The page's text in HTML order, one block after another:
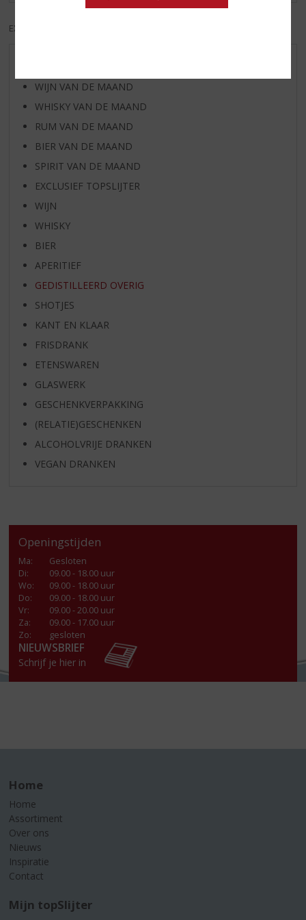
EXCL. BTW
WIJN VAN DE MAAND
WHISKY VAN DE MAAND
RUM VAN DE MAAND
BIER VAN DE MAAND
SPIRIT VAN DE MAAND
EXCLUSIEF TOPSLIJTER
WIJN
WHISKY
BIER
APERITIEF
GEDISTILLEERD OVERIG
SHOTJES
KANT EN KLAAR
FRISDRANK
ETENSWAREN
GLASWERK
GESCHENKVERPAKKING
(RELATIE)GESCHENKEN
ALCOHOLVRIJE DRANKEN
VEGAN DRANKEN
Openingstijden
Ma:
Gesloten
Di:
09.00 - 18.00 uur
Wo:
09.00 - 18.00 uur
Do:
09.00 - 18.00 uur
Vr:
09.00 - 20.00 uur
Za:
09.00 - 17.00 uur
Zo:
gesloten
NIEUWSBRIEF
Schrijf je hier in
Home
Home
Assortiment
Over ons
Nieuws
Inspiratie
Contact
Mijn topSlijter